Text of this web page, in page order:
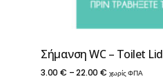
Σήμανση WC – Toilet Lid
3.00 € –22.00€Price
χωρίς ΦΠΑ